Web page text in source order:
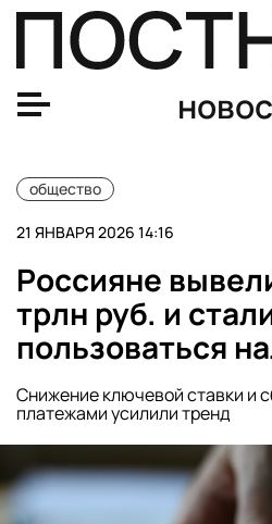
общество
21 ЯНВАРЯ 2026 14:16
Россияне
трлн руб. и
пользоваться
Снижение ключевой ставки и
платежами усилили тренд
Директор курорта Черцов: